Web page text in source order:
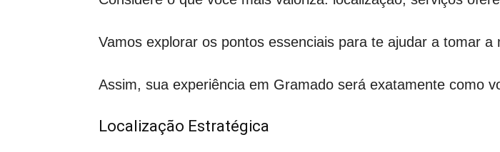
Vamos explorar os pontos essenciais para te ajudar a tomar a
Assim, sua experiência em Gramado será exatamente como
Localização Estratégica